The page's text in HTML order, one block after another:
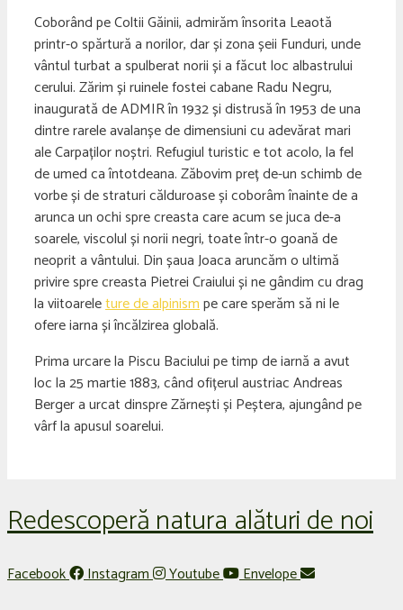
Coborând pe Coltii Găinii, admirăm însorita Leaotă
printr-o spărtură a norilor, dar și zona șeii Funduri, unde
vântul turbat a spulberat norii și a făcut loc albastrului
cerului. Zărim și ruinele fostei cabane Radu Negru,
inaugurată de ADMIR în 1932 și distrusă în 1953 de una
dintre rarele avalanșe de dimensiuni cu adevărat mari
ale Carpaților noștri. Refugiul turistic e tot acolo, la fel
de umed ca întotdeana. Zăbovim preț de-un schimb de
vorbe și de straturi călduroase și coborâm înainte de a
arunca un ochi spre creasta care acum se juca de-a
soarele, viscolul și norii negri, toate într-o goană de
neoprit a vântului. Din șaua Joaca aruncăm o ultimă
privire spre creasta Pietrei Craiului și ne gândim cu drag
la viitoareleture de alpinismpe care sperăm să ni le
ofere iarna și încălzirea globală.
Prima urcare la Piscu Baciului pe timp de iarnă a avut
loc la 25 martie 1883, când ofițerul austriac Andreas
Berger a urcat dinspre Zărnești și Peștera, ajungând pe
vârf la apusul soarelui.
Redescoperă natura alături de noi
Facebook Instagram Youtube Envelope